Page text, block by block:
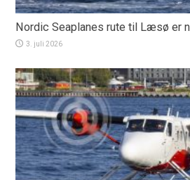
Nordic Seaplanes rute til Læsø er
3. juli 2026